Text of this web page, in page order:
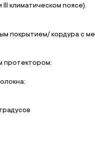
климатическом поясе).
покрытием/ кордура с
протектором;